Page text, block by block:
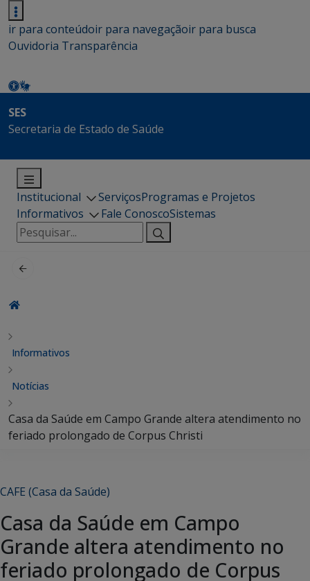
ir para conteúdoir para navegaçãoir para busca
Ouvidoria Transparência
SES
Secretaria de Estado de Saúde
Institucional ServiçosProgramas e Projetos
Informativos
Fale ConoscoSistemas
Pesquisar
por:
Informativos
Notícias
Casa da Saúde em Campo Grande altera atendimento no
feriado prolongado de Corpus Christi
CAFE (Casa da Saúde)
Casa da Saúde em Campo
Grande altera atendimento no
feriado prolongado de Corpus